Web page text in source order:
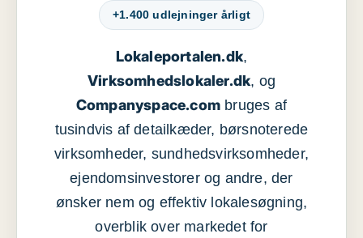
+1.400 udlejninger årligt
Lokaleportalen.dk,
Virksomhedslokaler.dk, og
Companyspace.com bruges af
tusindvis af detailkæder, børsnoterede
virksomheder, sundhedsvirksomheder,
ejendomsinvestorer og andre, der
ønsker nem og effektiv lokalesøgning,
overblik over markedet for